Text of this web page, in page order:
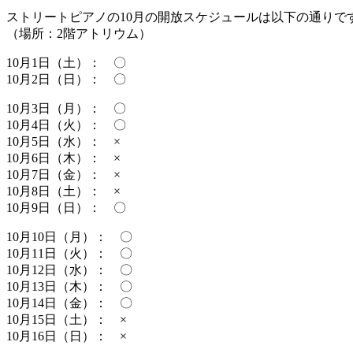
ストリートピアノの10月の開放スケジュールは以下の通りで
（場所：2階アトリウム）
10月1日（土）： 〇
10月2日（日）： 〇
10月3日（月）： 〇
10月4日（火）： 〇
10月5日（水）： ×
10月6日（木）： ×
10月7日（金）： ×
10月8日（土）： ×
10月9日（日）： 〇
10月10日（月）： 〇
10月11日（火）： 〇
10月12日（水）： 〇
10月13日（木）： 〇
10月14日（金）： 〇
10月15日（土）： ×
10月16日（日）： ×